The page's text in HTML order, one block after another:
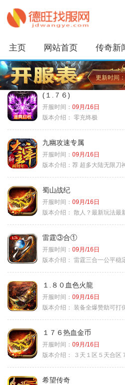
主页 网站首页 传奇新
更新时间
(１.７６)
开服时间： 09月/16日
版本介绍： 零充终极
九幽攻速专属
开服时间： 09月/16日
版本介绍： 荐 超多大陆无限刀
蜀山战纪
开服时间： 09月/16日
版本介绍： 散人？最新玩法最
雷霆③合①
开服时间： 09月/16日
版本介绍： 雷霆三合一公平稳
１.８０血色火龍
开服时间： 09月/16日
版本介绍： 装备全爆赞助可打
１７６热血金币
开服时间： 09月/16日
版本介绍：
３天１区５天合区
希望传奇